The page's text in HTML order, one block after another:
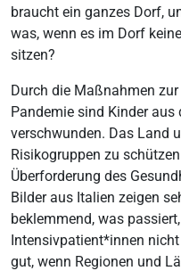
braucht ein ganzes Dorf,
was, wenn es im Dorf
sitzen?
Durch die Maßnahmen
Pandemie sind Kinder
verschwunden. Das Land
Risikogruppen zu
Überforderung des
Bilder aus Italien zeigen
beklemmend, was
Intensivpatient*innen
gut, wenn Regionen und